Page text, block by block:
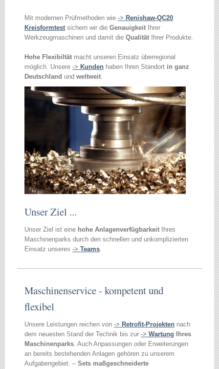
Mit modernen Prüfmethoden wie -> Renishaw-QC20
Kreisformtestsichern wir die Genauigkeit Ihrer
Werkzeugmaschinen und damit die Qualität Ihrer Produkte.
Hohe Flexibiltät macht unseren Einsatz überregional
möglich. Unsere -> Kunden haben Ihren Standort in ganz
Deutschland und weltweit.
Unser Ziel ...
Unser Ziel ist eine hohe Anlagenverfügbarkeit Ihres
Maschinenparks durch den schnellen und unkomplizierten
Einsatz unseres -> Teams.
Maschinenservice - kompetent und
flexibel
Unsere Leistungen reichen von -> Retrofit-Projekten nach
dem neuesten Stand der Technik bis zur -> Wartung
Ihres
Maschinenparks . Auch Anpassungen oder Erweiterungen
an bereits bestehenden Anlagen gehören zu unserem
Aufgabengebiet. ‒ Sets maßgeschneiderte